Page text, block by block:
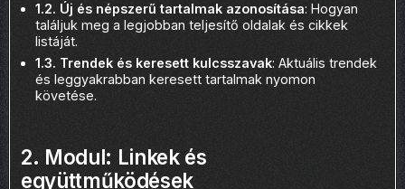
1.2. Új és népszerű tartalmak azonosítása: Hogyan
találjuk meg a legjobban teljesítő oldalak és cikkek
listáját.
1.3. Trendek és keresett kulcsszavak: Aktuális trendek
és leggyakrabban keresett tartalmak nyomon
követése.
2. Modul: Linkek és
együttműködések